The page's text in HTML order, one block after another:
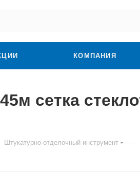
КОМПАНИЯ
сетка
Штукатурно-отделочный инструмент —